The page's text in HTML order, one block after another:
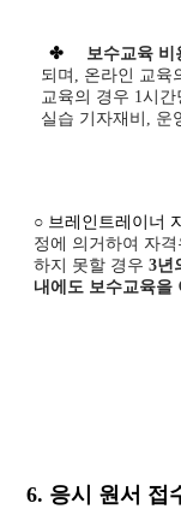
✤ 보수교육 비
되며, 온라인 교육
교육의 경우 1시간
실습 기자재비, 운
○ 브레인트레이너
정에 의거하여 자격
하지 못할 경우3년
내에도 보수교육을
6. 응시 원서 접